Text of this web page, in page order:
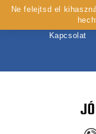
Kezdőlap
Kapcsolat
Ne felejtsd el